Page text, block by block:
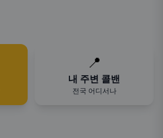
📍
내 주변 콜밴
전국 어디서나